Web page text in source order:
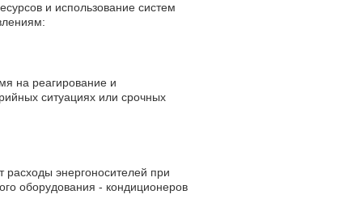
и использование систем
на реагирование и
ситуациях или срочных
расходы энергоносителей при
оборудования - кондиционеров